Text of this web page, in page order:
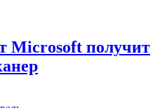
Microsoft получит